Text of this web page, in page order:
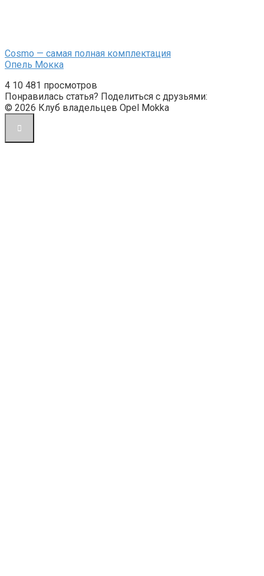
Cosmo — самая полная комплектация
Опель Мокка
4 10 481 просмотров
Понравилась статья? Поделиться с друзьями:
© 2026 Клуб владельцев Opel Mokka